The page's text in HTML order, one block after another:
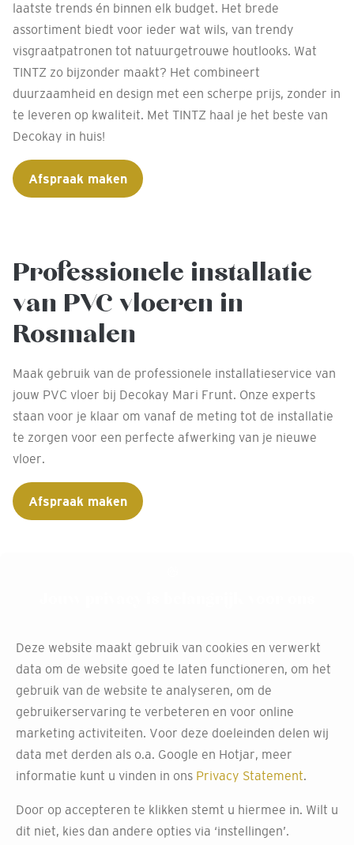
laatste trends én binnen elk budget. Het brede
assortiment biedt voor ieder wat wils, van trendy
visgraatpatronen tot natuurgetrouwe houtlooks. Wat
TINTZ zo bijzonder maakt? Het combineert
duurzaamheid en design met een scherpe prijs, zonder in
te leveren op kwaliteit. Met TINTZ haal je het beste van
Decokay in huis!
Afspraak maken
Professionele installatie
van PVC vloeren in
Rosmalen
Maak gebruik van de professionele installatieservice van
jouw PVC vloer bij Decokay Mari Frunt. Onze experts
staan voor je klaar om vanaf de meting tot de installatie
te zorgen voor een perfecte afwerking van je nieuwe
vloer.
Afspraak maken
Deze website maakt gebruik van cookies en verwerkt
data om de website goed te laten functioneren, om het
gebruik van de website te analyseren, om de
gebruikerservaring te verbeteren en voor online
marketing activiteiten. Voor deze doeleinden delen wij
data met derden als o.a. Google en Hotjar, meer
informatie kunt u vinden in ons Privacy Statement.
Door op accepteren te klikken stemt u hiermee in. Wilt u
dit niet, kies dan andere opties via ‘instellingen’.